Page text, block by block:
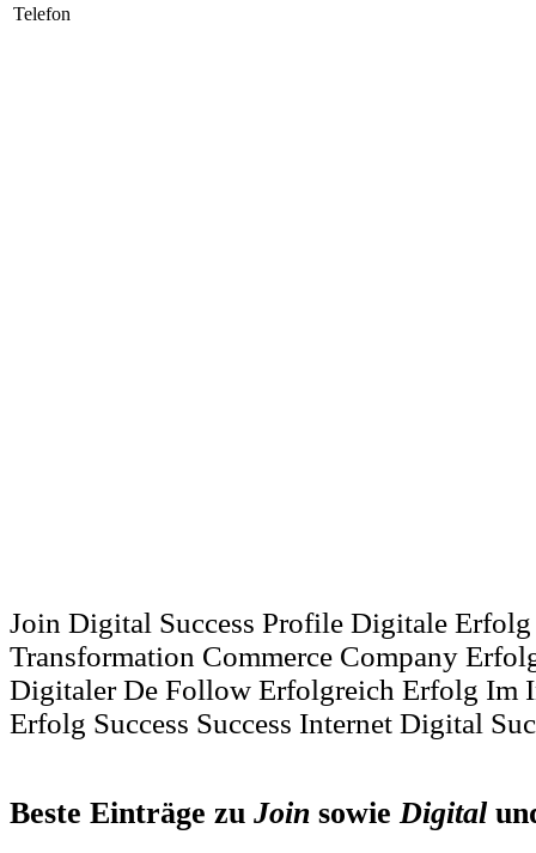
Telefon
Join Digital Success Profile Digitale
Transformation Commerce Company
Digitaler De Follow Erfolgreich Erfolg Im
Erfolg Success Success Internet Digital
Beste Einträge zu Join sowieDigital